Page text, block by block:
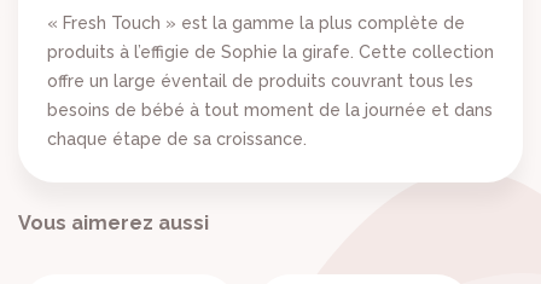
Ajouter à ma liste d'envies ×
((title))
((label))
Connexion
Vous devez être connecté pour ajouter des produits à
votre liste d'envies.
((cancelText))
« Fresh Touch » est la gamme la plus complète de
produits à l’effigie de Sophie la girafe. Cette collection
offre un large éventail de produits couvrant tous les
besoins de bébé à tout moment de la journée et dans
chaque étape de sa croissance.
Vous aimerez aussi